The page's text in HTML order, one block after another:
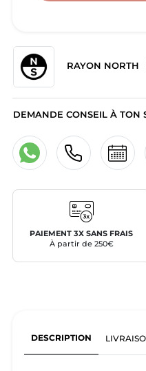
RAYON NORTH
DEMANDE CONSEIL À TON
PAIEMENT 3X SANS FRAIS
À partir de 250€
DESCRIPTION